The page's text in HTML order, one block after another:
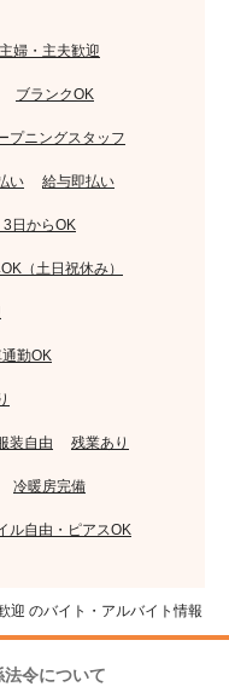
主婦・主夫歓迎
ブランクOK
プニングスタッフ
い 給与即払い
3日からOK
（土日祝休み）
勤OK
装自由 残業あり
冷暖房完備
ル自由・ピアスOK
迎 のバイト・アルバイト情報
法令について